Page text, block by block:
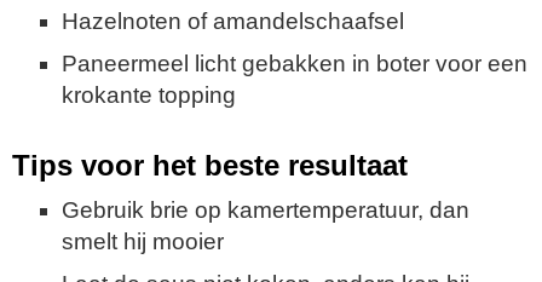
Hazelnoten of amandelschaafsel
Paneermeel licht gebakken in boter voor een
krokante topping
Tips voor het beste resultaat
Gebruik brie op kamertemperatuur, dan
smelt hij mooier